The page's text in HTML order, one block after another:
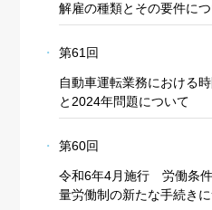
解雇の種類とその要件に
第61回
自動車運転業務における
と2024年問題について
第60回
令和6年4月施行 労働条
量労働制の新たな手続き